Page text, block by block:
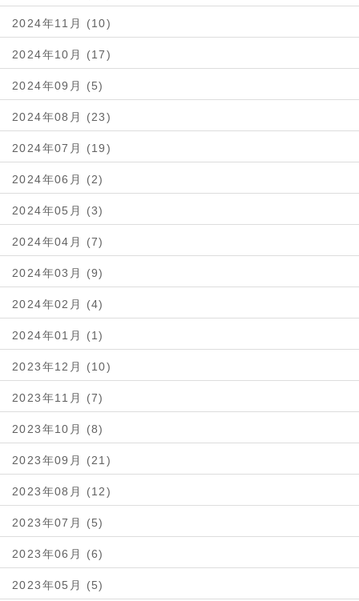
2024年11月 (10)
2024年10月 (17)
2024年09月 (5)
2024年08月 (23)
2024年07月 (19)
2024年06月 (2)
2024年05月 (3)
2024年04月 (7)
2024年03月 (9)
2024年02月 (4)
2024年01月 (1)
2023年12月 (10)
2023年11月 (7)
2023年10月 (8)
2023年09月 (21)
2023年08月 (12)
2023年07月 (5)
2023年06月 (6)
2023年05月 (5)